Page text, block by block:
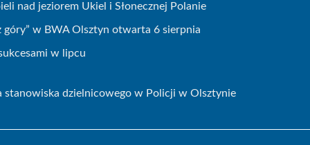
nad jeziorem Ukiel i Słonecznej Polanie
góry” w BWA Olsztyn otwarta 6 sierpnia
w lipcu
stanowiska dzielnicowego w Policji w Olsztynie